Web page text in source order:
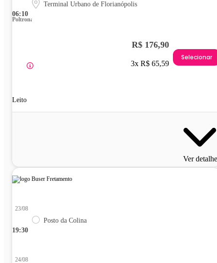
06:10
Terminal Urbano de Florianópolis
Poltrona
Leito
R$ 176,90
3x R$ 65,59
Selecionar
Ver
19:30
23/08
Posto da Colina
24/08